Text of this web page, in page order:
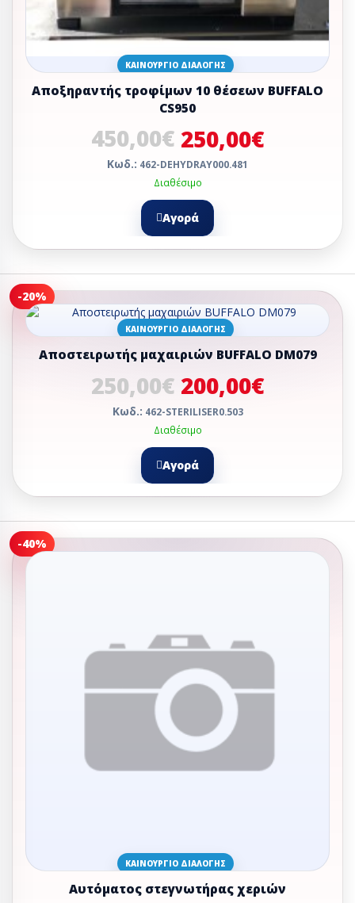
ΚΑΙΝΟΎΡΓΙΟ ΔΙΑΛΟΓΉΣ
Αποξηραντής τροφίμων 10 θέσεων BUFFALO
CS950
450,00€ 250,00€
Κωδ.: 462-DEHYDRAY000.481
Διαθέσιμο
Αγορά
-20%
ΚΑΙΝΟΎΡΓΙΟ ΔΙΑΛΟΓΉΣ
Αποστειρωτής μαχαιριών BUFFALO DM079
250,00€ 200,00€
Κωδ.: 462-STERILISER0.503
Διαθέσιμο
Αγορά
-40%
ΚΑΙΝΟΎΡΓΙΟ ΔΙΑΛΟΓΉΣ
Αυτόματος στεγνωτήρας χεριών